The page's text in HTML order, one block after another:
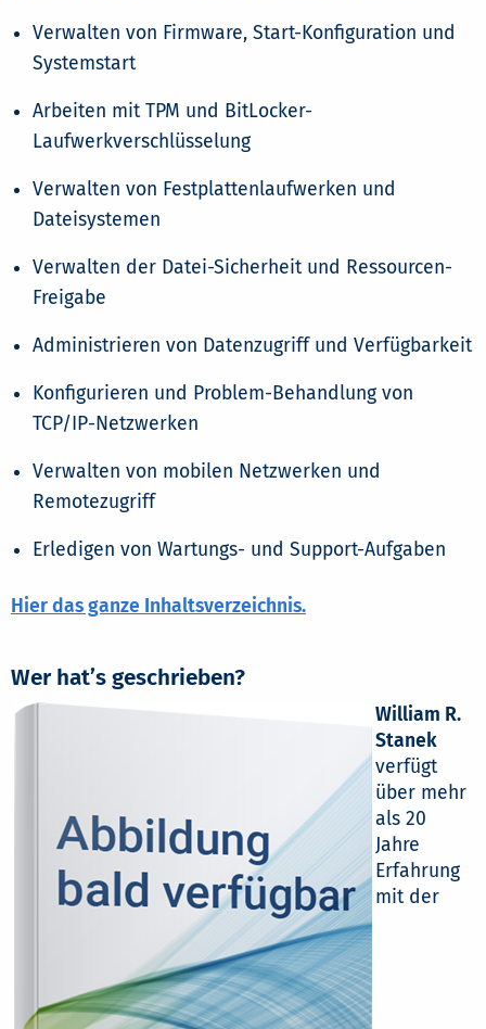
Verwalten von Firmware, Start-Konfiguration und
Systemstart
Arbeiten mit TPM und BitLocker-
Laufwerkverschlüsselung
Verwalten von Festplattenlaufwerken und
Dateisystemen
Verwalten der Datei-Sicherheit und Ressourcen-
Freigabe
Administrieren von Datenzugriff und Verfügbarkeit
Konfigurieren und Problem-Behandlung von
TCP/IP-Netzwerken
Verwalten von mobilen Netzwerken und
Remotezugriff
Erledigen von Wartungs- und Support-Aufgaben
Hier das ganze Inhaltsverzeichnis.
Wer hat’s geschrieben?
William R.
Stanek
verfügt
über mehr
als 20
Jahre
Erfahrung
mit der